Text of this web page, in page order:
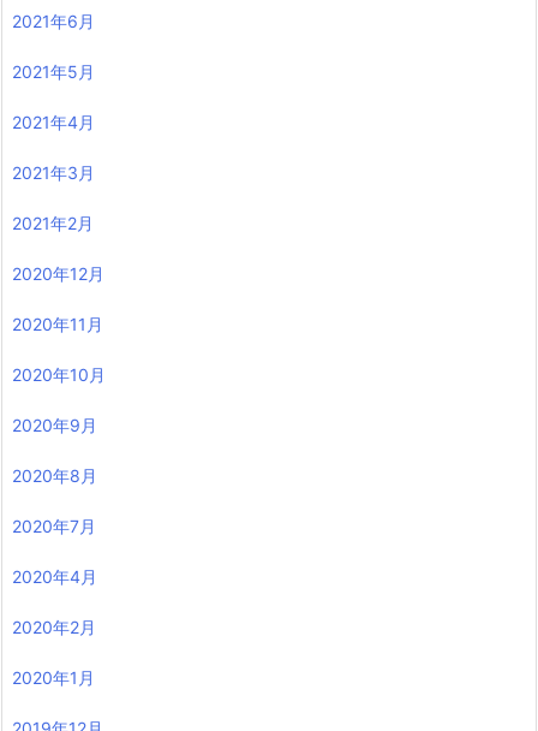
2021年6月
2021年5月
2021年4月
2021年3月
2021年2月
2020年12月
2020年11月
2020年10月
2020年9月
2020年8月
2020年7月
2020年4月
2020年2月
2020年1月